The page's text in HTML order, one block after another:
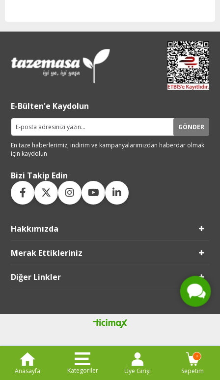
E-Bülten'e Kaydolun
GÖNDER
En taze haberlerimiz, indirim ve kampanyalarımızdan haberdar olmak
için kaydolun
Bizi Takip Edin
Hakkımızda
Merak Ettikleriniz
Diğer Linkler
Anasayfa Kategoriler Üye Girişi Sepetim
0